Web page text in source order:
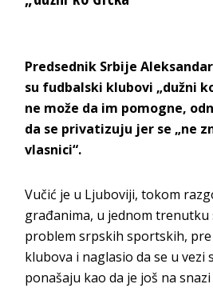
Predsednik Srbije
su fudbalski klubovi „dužni
ne može da im pomogne,
da se privatizuju jer se „ne
vlasnici“.
Vučić je u Ljuboviji, tokom
građanima, u jednom trenutku
problem srpskih sportskih,
klubova i naglasio da se u vezi
ponašaju kao da je još na